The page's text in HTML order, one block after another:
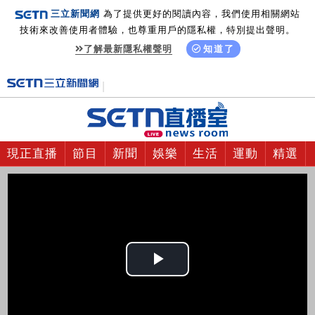
三立新聞網 為了提供更好的閱讀內容，我們使用相關網站
技術來改善使用者體驗，也尊重用戶的隱私權，特別提出聲明。
了解最新隱私權聲明
知道了
現正直播 節目 新聞 娛樂 生活 運動 精選
Play